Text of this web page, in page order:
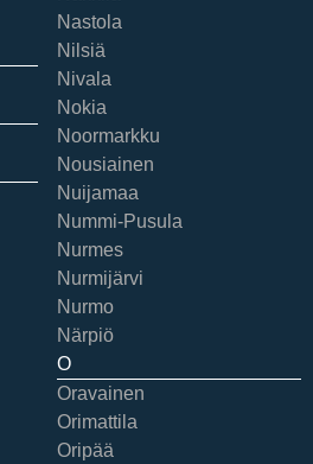
Nastola
Nilsiä
Nivala
Nokia
Noormarkku
Nousiainen
Nuijamaa
Nummi-Pusula
Nurmes
Nurmijärvi
Nurmo
Närpiö
O
Oravainen
Orimattila
Oripää